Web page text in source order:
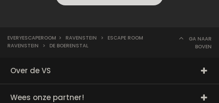
EVERYESCAPEROOM > RAVENSTEIN >
ESCAPE ROOM
RAVENSTEIN
> DE BOERENSTAL
GA NAAR
BOVEN
Over de VS
Wees onze partner!